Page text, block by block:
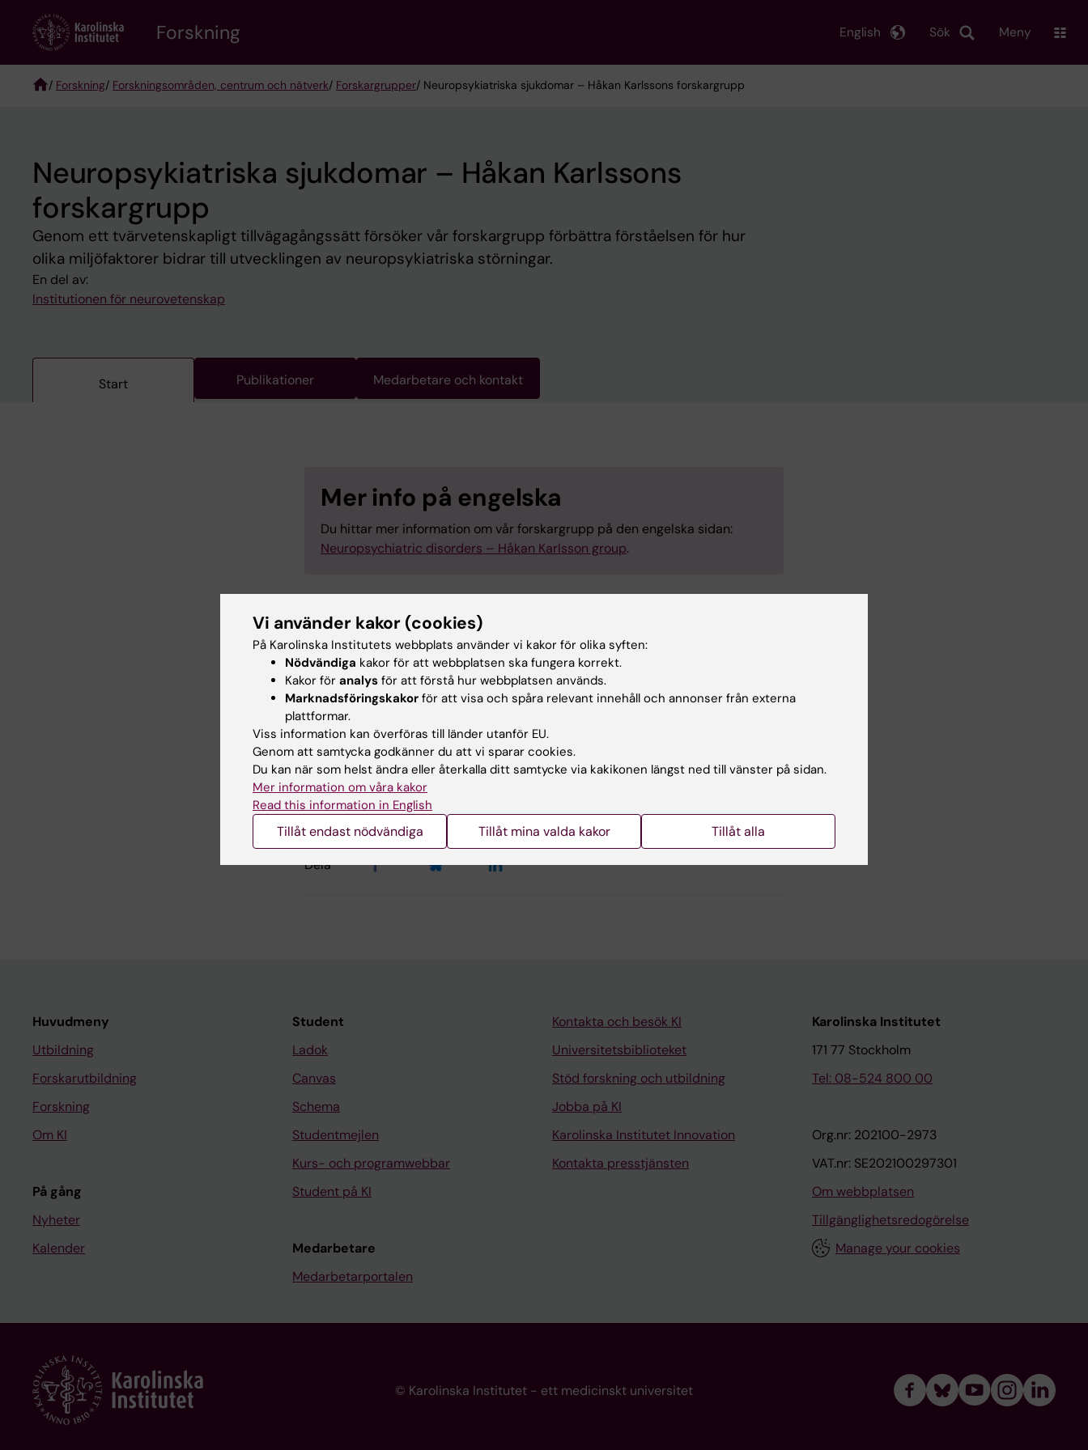
content
Forskning Sök
English Meny
/ Forskning/ Forskningsområden, centrum och nätverk/ Forskargrupper/ Neuropsykiatriska sjukdomar – Håkan Karlssons forskargrupp
Neuropsykiatriska sjukdomar – Håkan Karlssons
forskargrupp
Genom ett tvärvetenskapligt tillvägagångssätt försöker vår forskargrupp förbättra förståelsen för hur
olika miljöfaktorer bidrar till utvecklingen av neuropsykiatriska störningar.
En del av:
Institutionen för neurovetenskap
Start Publikationer Medarbetare och kontakt
Mer info på engelska
Du hittar mer information om vår forskargrupp på den engelska sidan:
Neuropsychiatric disorders – Håkan Karlsson group.
Forskningsområden:
Neurovetenskaper
Psykiatri
Innehållsgranskare:
Håkan Karlsson
Redaktör:Charlotte Brandt
Sidan uppdaterad: 2026-06-16
Dela
Huvudmeny
Utbildning
Forskarutbildning
Forskning
Om KI
På gång
Nyheter
Kalender
Student
Ladok
Canvas
Schema
Studentmejlen
Kurs- och programwebbar
Student på KI
Medarbetare
Medarbetarportalen
Kontakta och besök KI
Universitetsbiblioteket
Stöd forskning och utbildning
Jobba på KI
Karolinska Institutet Innovation
Kontakta presstjänsten
Karolinska Institutet
171 77 Stockholm
Tel: 08-524 800 00
Org.nr: 202100-2973
VAT.nr: SE202100297301
Om webbplatsen
Tillgänglighetsredogörelse
Manage your cookies
© Karolinska Institutet - ett medicinskt universitet
Vi använder kakor (cookies)
På Karolinska Institutets webbplats använder vi kakor för olika syften:
Nödvändiga kakor för att webbplatsen ska fungera korrekt.
Kakor för analys för att förstå hur webbplatsen används.
Marknadsföringskakor för att visa och spåra relevant innehåll och annonser från externa
plattformar.
Viss information kan överföras till länder utanför EU.
Genom att samtycka godkänner du att vi sparar cookies.
Du kan när som helst ändra eller återkalla ditt samtycke via kakikonen längst ned till vänster på sidan.
Mer information om våra kakor
Read this information in English
Tillåt endast nödvändiga Tillåt mina valda kakor Tillåt alla